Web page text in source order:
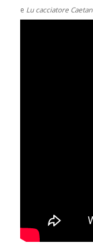
e Lu cacciatore